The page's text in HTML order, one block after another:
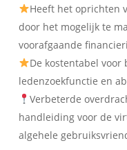
Heeft het oprichten
door het mogelijk te
voorafgaande
De kostentabel
ledenzoekfunctie en
Verbeterde
handleiding voor de
algehele